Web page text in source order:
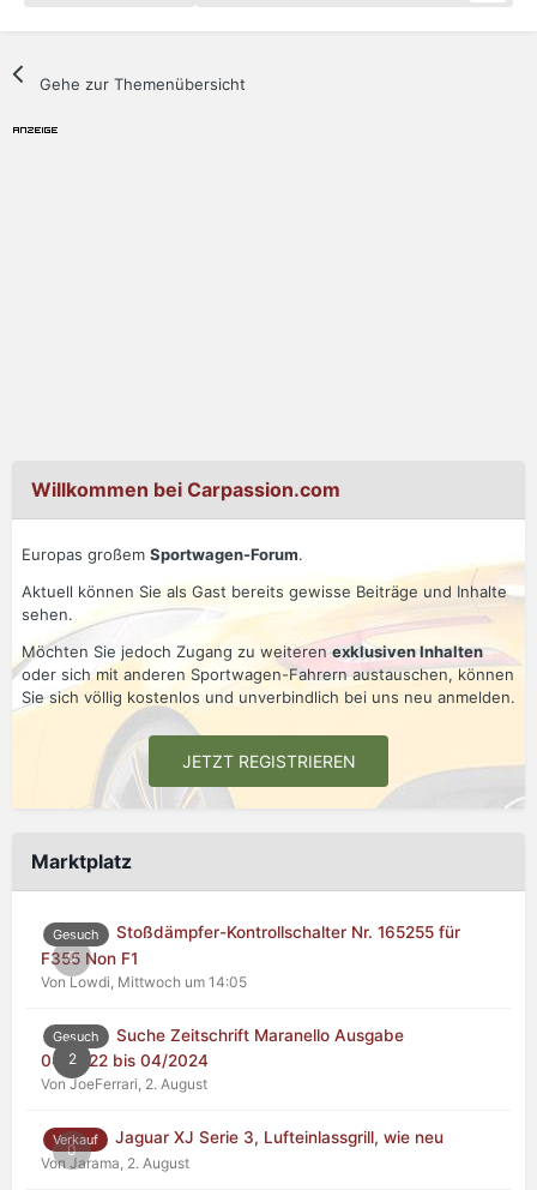
Gehe zur Themenübersicht
Willkommen bei Carpassion.com
Europas großem Sportwagen-Forum.
Aktuell können Sie als Gast bereits gewisse Beiträge und Inhalte
sehen.
Möchten Sie jedoch Zugang zu weiterenexklusiven Inhalten
oder sich mit anderen Sportwagen-Fahrern austauschen, können
Sie sich völlig kostenlos und unverbindlich bei uns neu anmelden.
JETZT REGISTRIEREN
Marktplatz
0
Gesuch
Stoßdämpfer-Kontrollschalter Nr. 165255 für
F355 Non F1
Von Lowdi, Mittwoch um 14:05
2
Gesuch
Suche Zeitschrift Maranello Ausgabe
04/2022 bis 04/2024
Von JoeFerrari, 2. August
0
Verkauf Jaguar XJ Serie 3, Lufteinlassgrill, wie neu
Von Jarama, 2. August